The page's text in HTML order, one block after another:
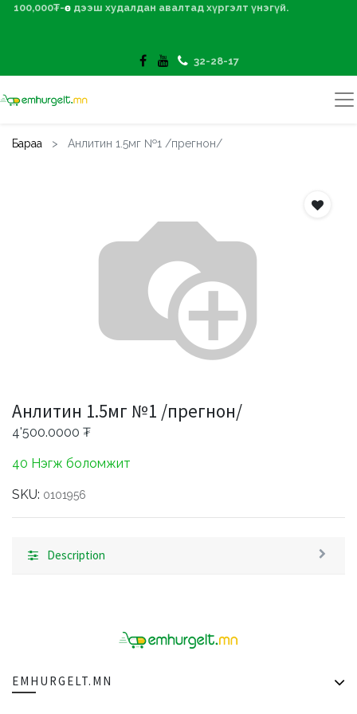
100,000₮-өөс дээш худалдан авалтад хүргэлт үнэгүй.
32-28-17
Бараа Анлитин 1.5мг №1 /прегнон/
Анлитин 1.5мг №1 /прегнон/
4'500.0000 ₮
40 Нэгж боломжит
SKU: 0101956
Description
EMHURGELT.MN